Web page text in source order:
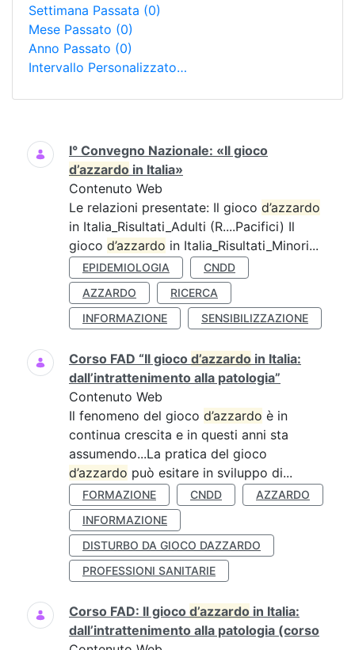
Settimana Passata (0)
Mese Passato (0)
Anno Passato (0)
Intervallo Personalizzato…
Ricerca
I° Convegno Nazionale: «Il gioco
d’azzardo in Italia»
Contenuto Web
Le relazioni presentate: Il gioco d’azzardo
in Italia_Risultati_Adulti (R....Pacifici) Il
gioco d’azzardo in Italia_Risultati_Minori...
EPIDEMIOLOGIA
CNDD
AZZARDO
RICERCA
INFORMAZIONE
SENSIBILIZZAZIONE
Corso FAD “Il gioco d’azzardo in Italia:
dall’intrattenimento alla patologia”
Contenuto Web
Il fenomeno del gioco d’azzardo è in
continua crescita e in questi anni sta
assumendo...La pratica del gioco
d’azzardo può esitare in sviluppo di...
FORMAZIONE CNDD
AZZARDO
INFORMAZIONE
DISTURBO DA GIOCO DAZZARDO
PROFESSIONI SANITARIE
Corso FAD: Il gioco d’azzardo in Italia:
dall’intrattenimento alla patologia (corso